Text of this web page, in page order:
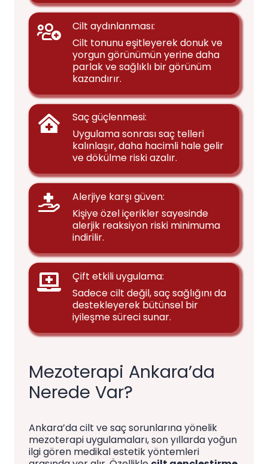
Cilt aydınlanması:
Cilt tonunu eşitleyerek donuk ve
yorgun görünümün yerine daha
parlak ve sağlıklı bir görünüm
kazandırır.
Saç güçlenmesi:
Uygulama sonrası saç telleri
kalınlaşır, daha hacimli hale gelir
ve dökülme riski azalır.
Alerjiye karşı güven:
Kişiye özel içerikler sayesinde
alerjik reaksiyon riski minimuma
indirilir.
Çift etkili uygulama:
Sadece cilt değil, saç sağlığını da
destekleyerek bütünsel bir
iyileşme süreci sunar.
Mezoterapi Ankara’da
Nerede Var?
Ankara’da cilt ve saç sorunlarına yönelik
mezoterapi uygulamaları, son yıllarda yoğun
ilgi gören medikal estetik yöntemleri